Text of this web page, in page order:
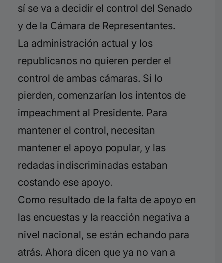
sí se va a decidir el control del Senado
y de la Cámara de Representantes.
La administración actual y los
republicanos no quieren perder el
control de ambas cámaras. Si lo
pierden, comenzarían los intentos de
impeachment al Presidente. Para
mantener el control, necesitan
mantener el apoyo popular, y las
redadas indiscriminadas estaban
costando ese apoyo.
Como resultado de la falta de apoyo en
las encuestas y la reacción negativa a
nivel nacional, se están echando para
atrás. Ahora dicen que ya no van a